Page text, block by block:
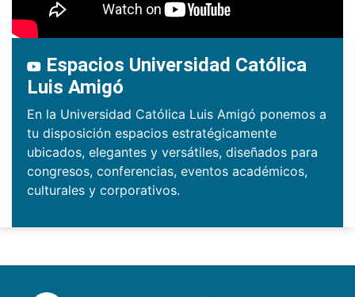
Espacios Universidad Católica
Luis Amigó
En la Universidad Católica Luis Amigó ponemos a
tu disposición espacios estratégicamente
ubicados, elegantes y versátiles, diseñados para
congresos, conferencias, eventos académicos,
culturales y corporativos.